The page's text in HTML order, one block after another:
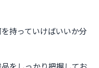
持っていけばいいか分